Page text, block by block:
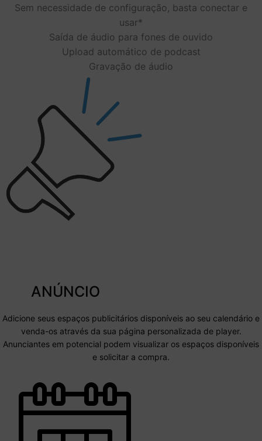
Sem necessidade de configuração, basta conectar e
usar*
Saída de áudio para fones de ouvido
Upload automático de podcast
Gravação de áudio
ANÚNCIO
Adicione seus espaços publicitários disponíveis ao seu calendário e
venda-os através da sua página personalizada de player.
Anunciantes em potencial podem visualizar os espaços disponíveis
e solicitar a compra.